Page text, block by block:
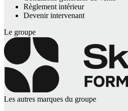
Règlement intérieur
Devenir intervenant
Le groupe
Les autres marques du groupe